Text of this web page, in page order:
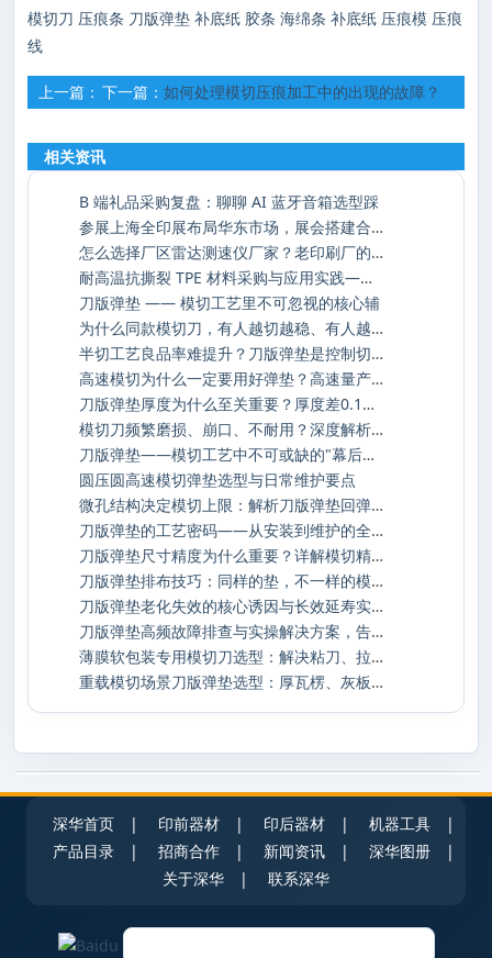
模切刀 压痕条 刀版弹垫 补底纸 胶条 海绵条 补底纸 压痕模 压痕
线
下一篇： 如何处理模切压痕加工中的出现的故障？
上一篇：
相关资讯
B 端礼品采购复盘：聊聊 AI 蓝牙音箱选型踩
参展上海全印展布局华东市场，展会搭建合作
怎么选择厂区雷达测速仪厂家？老印刷厂的安
耐高温抗撕裂 TPE 材料采购与应用实践——深
刀版弹垫 —— 模切工艺里不可忽视的核心辅
为什么同款模切刀，有人越切越稳、有人越切
半切工艺良品率难提升？刀版弹垫是控制切入
高速模切为什么一定要用好弹垫？高速量产下
刀版弹垫厚度为什么至关重要？厚度差0.1mm，
模切刀频繁磨损、崩口、不耐用？深度解析损
刀版弹垫——模切工艺中不可或缺的"幕后功臣
圆压圆高速模切弹垫选型与日常维护要点
微孔结构决定模切上限：解析刀版弹垫回弹与
刀版弹垫的工艺密码——从安装到维护的全生
刀版弹垫尺寸精度为什么重要？详解模切精度
刀版弹垫排布技巧：同样的垫，不一样的模切
刀版弹垫老化失效的核心诱因与长效延寿实操
刀版弹垫高频故障排查与实操解决方案，告别
薄膜软包装专用模切刀选型：解决粘刀、拉丝
重载模切场景刀版弹垫选型：厚瓦楞、灰板加
深华首页 | 印前器材 | 印后器材 | 机器工具
|
产品目录
| 招商合作 | 新闻资讯 | 深华图册
|
关于深华
| 联系深华